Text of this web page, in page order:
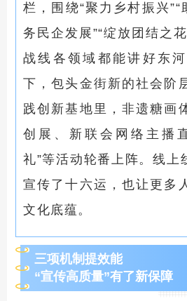
栏，围绕“聚力乡村振兴”“
务民企发展”“绽放团结之
战线各领域都能讲好东
下，包头金街新的社会阶
践创新基地里，非遗糖画
创展、新联会网络主播
礼”等活动轮番上阵。线上
宣传了十六运，也让更多
文化底蕴。
三项机制提效能
“宣传高质量”有了新保障